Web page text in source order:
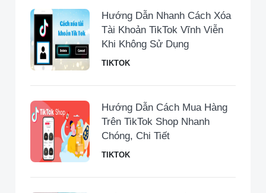
Hướng Dẫn Nhanh Cách Xóa
Tài Khoản TikTok Vĩnh Viễn
Khi Không Sử Dụng
TIKTOK
Hướng Dẫn Cách Mua Hàng
Trên TikTok Shop Nhanh
Chóng, Chi Tiết
TIKTOK